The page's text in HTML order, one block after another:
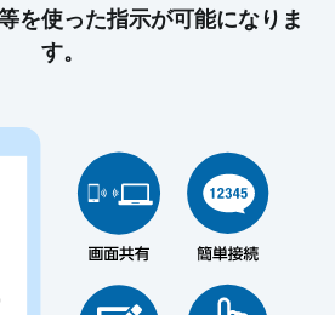
を使った指示が可能になりま
す。